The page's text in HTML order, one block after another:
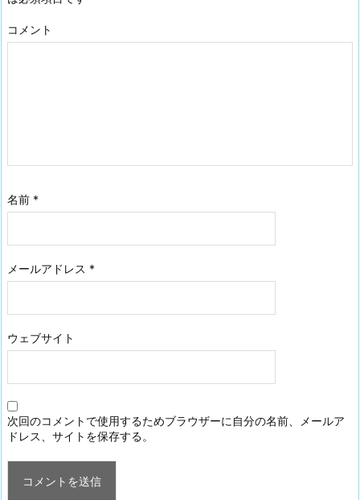
コメント
名前 *
メールアドレス *
ウェブサイト
次回のコメントで使用するためブラウザーに自分の名前、メールア
ドレス、サイトを保存する。